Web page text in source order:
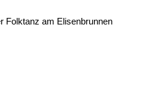
Folktanz am Elisenbrunnen